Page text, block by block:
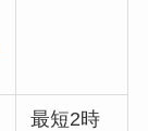
最短2時